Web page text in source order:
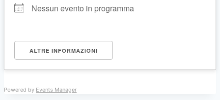
Nessun evento in programma
ALTRE INFORMAZIONI
Powered by Events Manager